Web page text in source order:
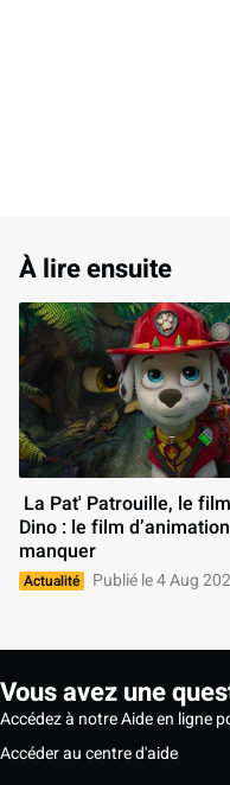
À lire ensuite
Dino : le film
manquer
Actualité Publié le 4 Aug
Vous avez une
Accédez à notre Aide en ligne
Accéder au centre d'aide